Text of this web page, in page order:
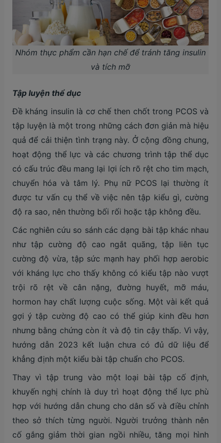
Nhóm thực phẩm cần hạn chế để tránh tăng insulin
và tích mỡ
Tập luyện thể dục
Đề kháng insulin là cơ chế then chốt trong PCOS và
tập luyện là một trong những cách đơn giản mà hiệu
quả để cải thiện tình trạng này. Ở cộng đồng chung,
hoạt động thể lực và các chương trình tập thể dục
có cấu trúc đều mang lại lợi ích rõ rệt cho tim mạch,
chuyển hóa và tâm lý. Phụ nữ PCOS lại thường ít
được tư vấn cụ thể về việc nên tập kiểu gì, cường
độ ra sao, nên thường bối rối hoặc tập không đều.
Các nghiên cứu so sánh các dạng bài tập khác nhau
như tập cường độ cao ngắt quãng, tập liên tục
cường độ vừa, tập sức mạnh hay phối hợp aerobic
với kháng lực cho thấy không có kiểu tập nào vượt
trội rõ rệt về cân nặng, đường huyết, mỡ máu,
hormon hay chất lượng cuộc sống. Một vài kết quả
gợi ý tập cường độ cao có thể giúp kinh đều hơn
nhưng bằng chứng còn ít và độ tin cậy thấp. Vì vậy,
hướng dẫn 2023 kết luận chưa có đủ dữ liệu để
khẳng định một kiểu bài tập chuẩn cho PCOS.
Thay vì tập trung vào một loại bài tập cố định,
khuyến nghị chính là duy trì hoạt động thể lực phù
hợp với hướng dẫn chung cho dân số và điều chỉnh
theo sở thích từng người. Người trưởng thành nên
cố gắng giảm thời gian ngồi nhiều, tăng mọi hình